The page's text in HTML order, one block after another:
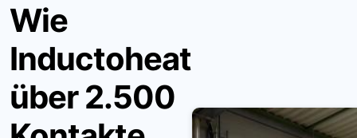
Wie
Inductoheat
über 2.500